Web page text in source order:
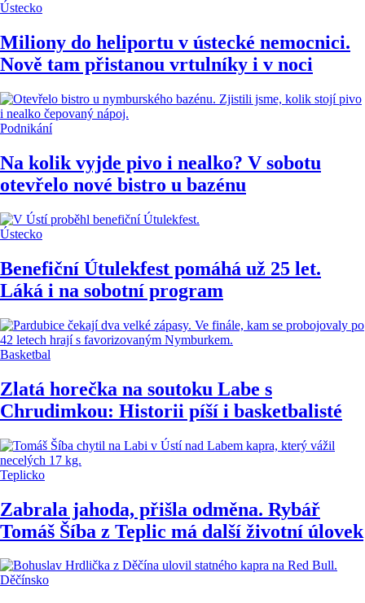
Ústecko
Miliony do heliportu v ústecké nemocnici.
Nově tam přistanou vrtulníky i v noci
Podnikání
Na kolik vyjde pivo i nealko? V sobotu
otevřelo nové bistro u bazénu
Ústecko
Benefiční Útulekfest pomáhá už 25 let.
Láká i na sobotní program
Basketbal
Zlatá horečka na soutoku Labe s
Chrudimkou: Historii píší i basketbalisté
Teplicko
Zabrala jahoda, přišla odměna. Rybář
Tomáš Šíba z Teplic má další životní úlovek
Děčínsko